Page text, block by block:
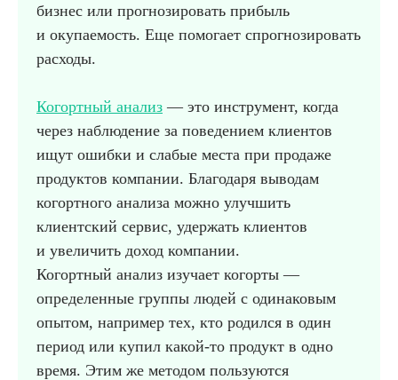
бизнес или прогнозировать прибыль
и окупаемость. Еще помогает спрогнозировать
расходы.
Когортный анализ — это инструмент, когда
через наблюдение за поведением клиентов
ищут ошибки и слабые места при продаже
продуктов компании. Благодаря выводам
когортного анализа можно улучшить
клиентский сервис, удержать клиентов
и увеличить доход компании.
Когортный анализ изучает когорты —
определенные группы людей с одинаковым
опытом, например тех, кто родился в один
период или купил какой-то продукт в одно
время. Этим же методом пользуются